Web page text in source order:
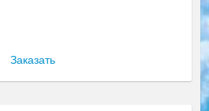
Заказать